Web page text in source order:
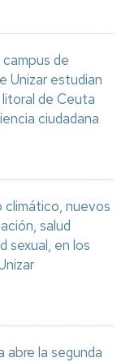
de
Unizar estudian
de Ceuta
ciudadana
climático, nuevos
salud
sexual, en los
abre la segunda